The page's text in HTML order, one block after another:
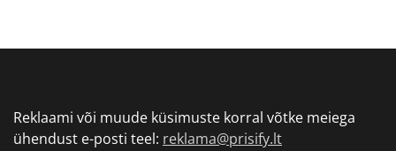
Reklaami või muude küsimuste korral võtke meiega
ühendust e-posti teel: reklama@prisify.lt